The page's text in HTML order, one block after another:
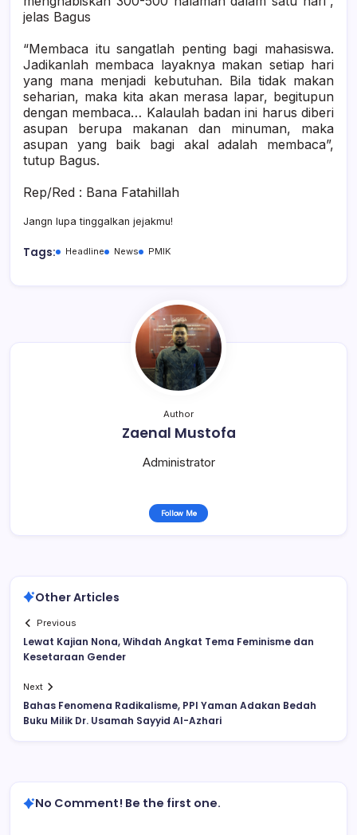
jelas Bagus
“Membaca itu sangatlah penting bagi mahasiswa.
Jadikanlah membaca layaknya makan setiap hari
yang mana menjadi kebutuhan. Bila tidak makan
seharian, maka kita akan merasa lapar, begitupun
dengan membaca… Kalaulah badan ini harus diberi
asupan berupa makanan dan minuman, maka
asupan yang baik bagi akal adalah membaca”,
tutup Bagus.
Rep/Red : Bana Fatahillah
Jangn lupa tinggalkan jejakmu!
Tags: Headline News PMIK
Author
Zaenal Mustofa
Administrator
Follow Me
Other Articles
Previous
Lewat Kajian Nona, Wihdah Angkat Tema Feminisme dan
Kesetaraan Gender
Next
Bahas Fenomena Radikalisme, PPI Yaman Adakan Bedah
Buku Milik Dr. Usamah Sayyid Al-Azhari
No Comment! Be the first one.